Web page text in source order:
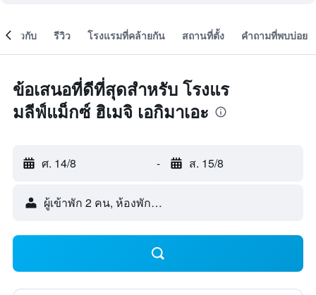
เกี่ยวกับ รีวิว โรงแรมที่คล้ายกัน สถานที่ตั้ง คำถามที่พบบ่อย
ข้อเสนอที่ดีที่สุดสำหรับ โรงแร
มลีฟ์แม็กซ์ ฮิเมจิ เอกิมาเอะ
ศ. 14/8 - ส. 15/8
ผู้เข้าพัก 2 คน, ห้องพัก 1 ห้อง